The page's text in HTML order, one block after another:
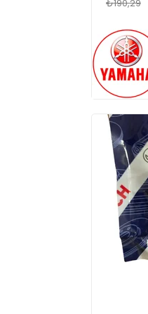
₺190,29